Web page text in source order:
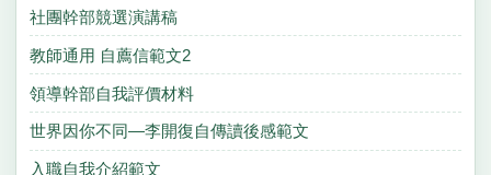
社團幹部競選演講稿
教師通用 自薦信範文2
領導幹部自我評價材料
世界因你不同—李開復自傳讀後感範文
入職自我介紹範文